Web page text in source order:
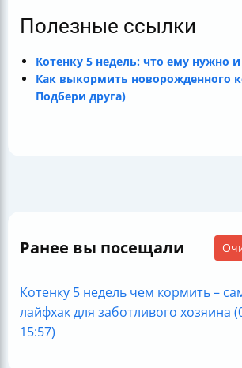
Полезные ссылки
Котенку 5 недель: что ему нужно
Как выкормить новорожденного
Подбери друга)
Ранее вы посещали
Котенку 5 недель чем кормить –
лайфхак для заботливого хозяина
15:57)